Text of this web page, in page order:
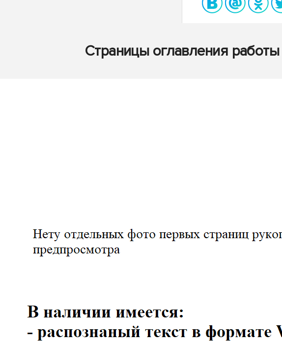
Страницы оглавления работы